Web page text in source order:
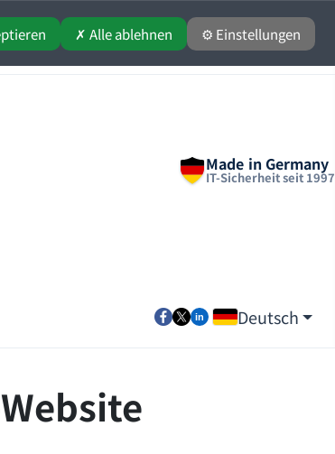
Made in Germany
IT-Sicherheit seit 1997
SpracheDeutsch
✗ Alle ablehnen ⚙ Einstellungen